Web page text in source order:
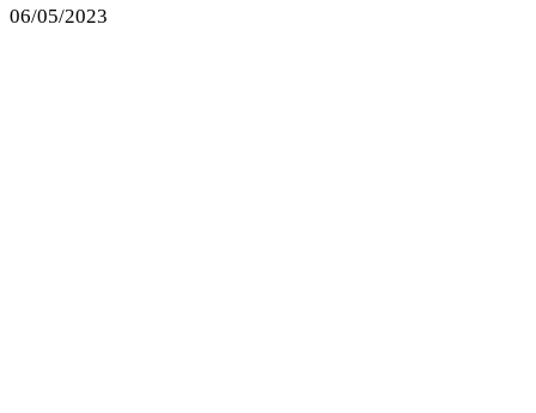
06/05/2023